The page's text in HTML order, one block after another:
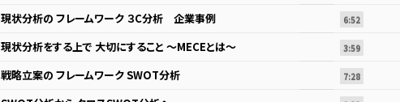
現状分析の フレームワーク ３C分析 企業事例 6:52
現状分析をする上で 大切にすること ～MECEとは～ 3:59
戦略立案の フレームワーク SWOT分析 7:28